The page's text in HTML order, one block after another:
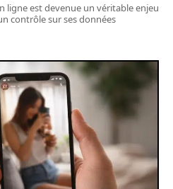
ligne est devenue un véritable enjeu
contrôle sur ses données